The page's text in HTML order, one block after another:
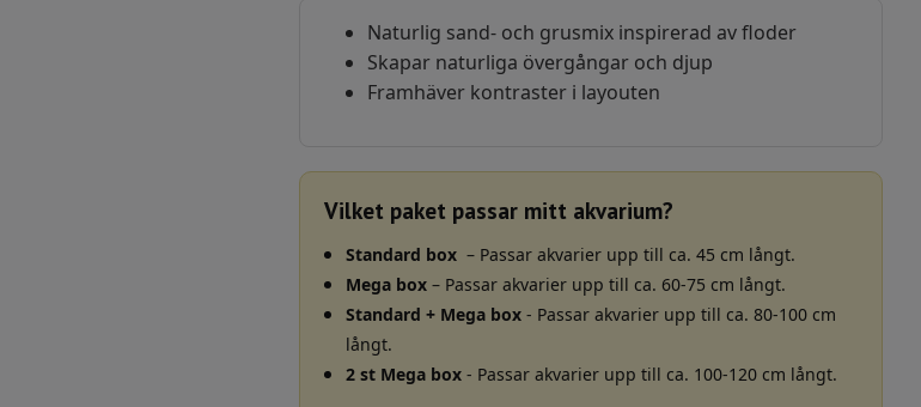
Naturlig sand- och grusmix inspirerad av floder
Skapar naturliga övergångar och djup
Framhäver kontraster i layouten
Vilket paket passar mitt akvarium?
Standard box – Passar akvarier upp till ca. 45 cm långt.
Mega box – Passar akvarier upp till ca. 60-75 cm långt.
Standard + Mega box - Passar akvarier upp till ca. 80-100 cm
långt.
2 st Mega box - Passar akvarier upp till ca. 100-120 cm långt.